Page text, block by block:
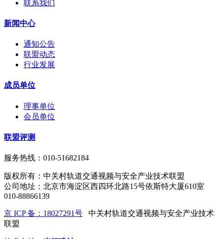
联系我们
新闻中心
通知公告
联盟动态
行业发展
成员单位
理事单位
会员单位
联盟评测
服务热线：010-51682184
版权所有：中关村轨道交通视频与安全产业技术联盟
公司地址：北京市海淀区西四环北路15号依斯特大厦610室
010-88866139
京 ICP 备：18027291号 中关村轨道交通视频与安全产业技术
联盟